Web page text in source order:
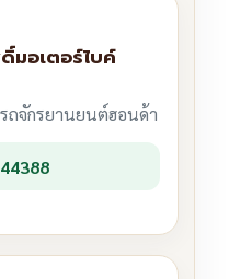
มอเตอร์ไบค์
จักรยานยนต์ฮอนด้า